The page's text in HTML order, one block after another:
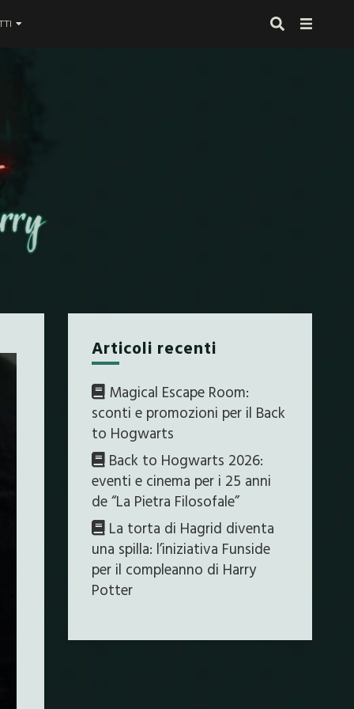
proprio alla fine
Articoli recenti
Magical Escape Room:
sconti e promozioni per il Back
to Hogwarts
Back to Hogwarts 2026:
eventi e cinema per i 25 anni
de “La Pietra Filosofale”
La torta di Hagrid diventa
una spilla: l’iniziativa Funside
per il compleanno di Harry
Potter